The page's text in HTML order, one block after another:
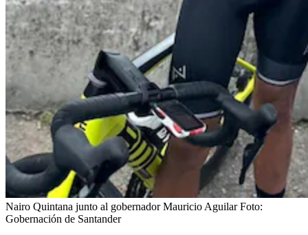
Nairo Quintana junto al gobernador Mauricio AguilarFoto:
Gobernación de Santander